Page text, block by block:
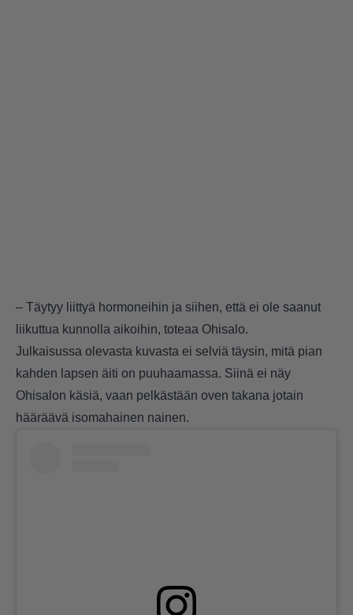
– Täytyy liittyä hormoneihin ja siihen, että ei ole saanut
liikuttua kunnolla aikoihin, toteaa Ohisalo.
Julkaisussa olevasta kuvasta ei selviä täysin, mitä pian
kahden lapsen äiti on puuhaamassa. Siinä ei näy
Ohisalon käsiä, vaan pelkästään oven takana jotain
hääräävä isomahainen nainen.